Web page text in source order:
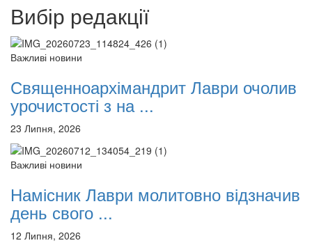
12 сентября 2015Название трансляции
12 сентября 2015
Название трансляции
12 сентября 2015Название трансляции
12 сентября 2015
Перейти до архіву
Вибір редакції
Важливі новини
Священноархімандрит Лаври очолив
урочистості з на ...
23 Липня, 2026
Важливі новини
Намісник Лаври молитовно відзначив
день свого ...
12 Липня, 2026